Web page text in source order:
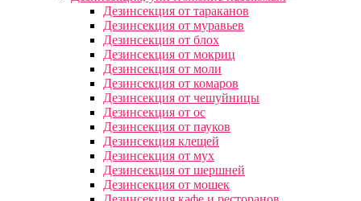
Дезинсекция от тараканов
Дезинсекция от муравьев
Дезинсекция от блох
Дезинсекция от мокриц
Дезинсекция от моли
Дезинсекция от комаров
Дезинсекция от чешуйницы
Дезинсекция от ос
Дезинсекция от пауков
Дезинсекция клещей
Дезинсекция от мух
Дезинсекция от шершней
Дезинсекция от мошек